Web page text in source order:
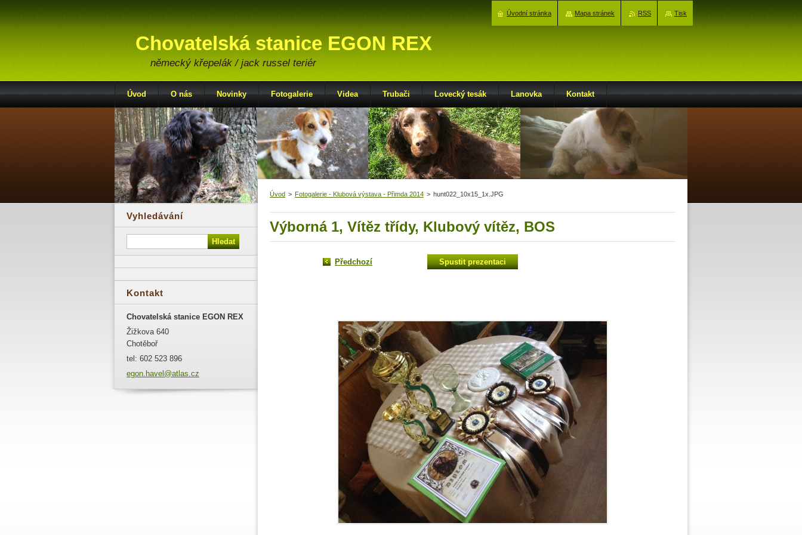
Chovatelská stanice EGON REX
německý křepelák / jack russel teriér
Úvod > Fotogalerie - Klubová výstava - Přimda 2014 > hunt022_10x15_1x.JPG
Výborná 1, Vítěz třídy, Klubový vítěz, BOS
Předchozí Spustit prezentaci
Vyhledávání
Kontakt
Chovatelská stanice EGON REX
Žižkova 640
Chotěboř
tel: 602 523 896
egon.havel@atlas.cz
Úvod O nás Novinky Fotogalerie Videa Trubači Lovecký tesák Lanovka Kontakt
Úvodní stránka Mapa stránek RSS Tisk